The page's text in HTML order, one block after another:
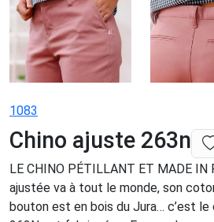
1083
Chino ajuste 263n
LE CHINO PÉTILLANT ET MADE IN
ajustée va à tout le monde, son
bouton est en bois du Jura… c’est